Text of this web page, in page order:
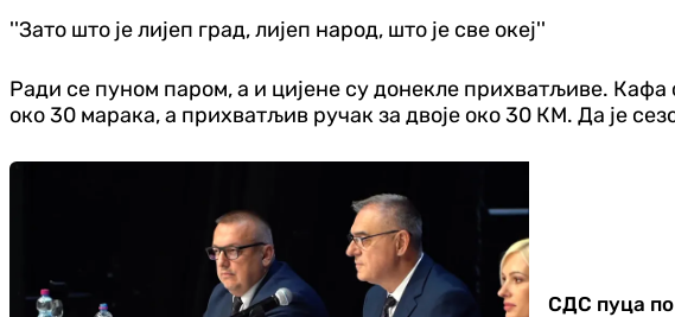
''Зато што је лијеп град, лијеп народ, што је све океј''
Ради се пуном паром, а и цијене су донекле прихватљиве.
око 30 марака, а прихватљив ручак за двоје око 30 КМ. Да је
СДС пуца